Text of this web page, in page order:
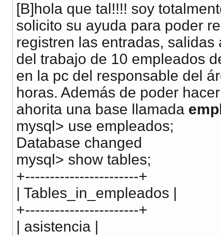
[B]hola que tal!!!! soy
solicito su ayuda para poder
registren las entradas,
del trabajo de 10 empleados
en la pc del responsable del
horas. Además de poder
ahorita una base llamada
mysql> use empleados;
Database changed
mysql> show tables;
+-----------------------+
| Tables_in_empleados |
+-----------------------+
| asistencia |